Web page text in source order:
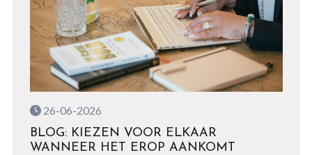
26-06-2026
BLOG: KIEZEN VOOR ELKAAR
WANNEER HET EROP AANKOMT